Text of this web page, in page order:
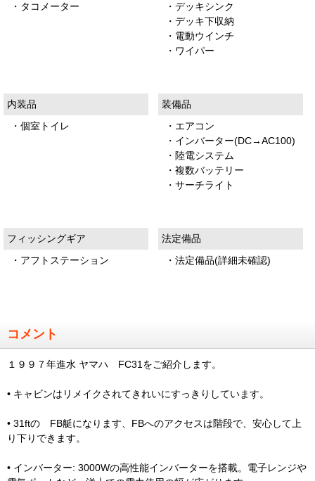
・タコメーター
・デッキシンク
・デッキ下収納
・電動ウインチ
・ワイパー
内装品
・個室トイレ
装備品
・エアコン
・インバーター(DC→AC100)
・陸電システム
・複数バッテリー
・サーチライト
フィッシングギア
・アフトステーション
法定備品
・法定備品(詳細未確認)
コメント
１９９７年進水 ヤマハ FC31をご紹介します。
• キャビンはリメイクされてきれいにすっきりしています。
• 31ftの FB艇になります、FBへのアクセスは階段で、安心して上
り下りできます。
• インバーター: 3000Wの高性能インバーターを搭載。電子レンジや